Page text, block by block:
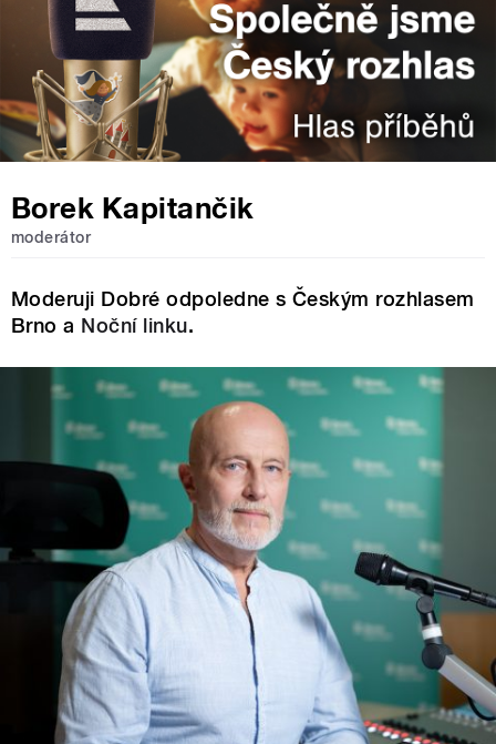
Borek Kapitančik
moderátor
Moderuji Dobré odpoledne s Českým rozhlasem
Brno a Noční linku.